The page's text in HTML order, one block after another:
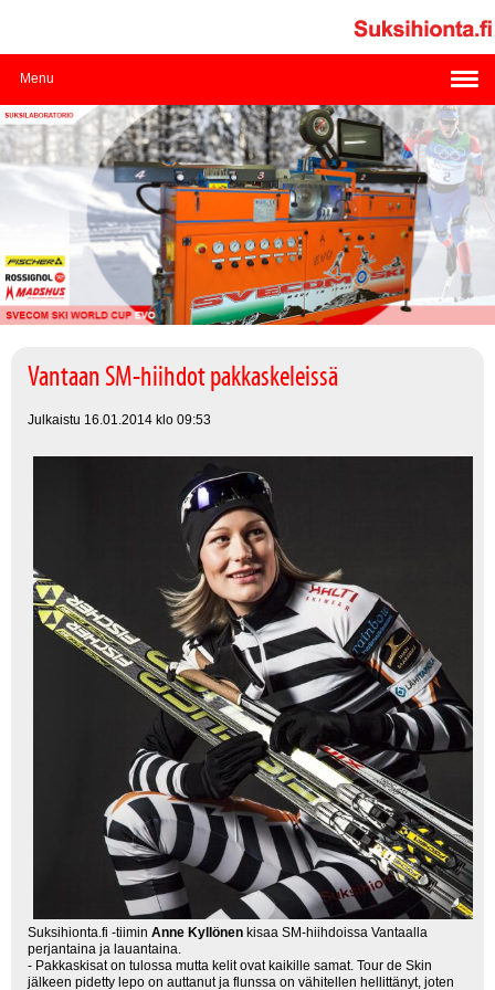
Menu
Vantaan SM-hiihdot pakkaskeleissä
Julkaistu 16.01.2014 klo 09:53
Suksihionta.fi -tiimin Anne Kyllönen kisaa SM-hiihdoissa Vantaalla
perjantaina ja lauantaina.
- Pakkaskisat on tulossa mutta kelit ovat kaikille samat. Tour de Skin
jälkeen pidetty lepo on auttanut ja flunssa on vähitellen hellittänyt, joten